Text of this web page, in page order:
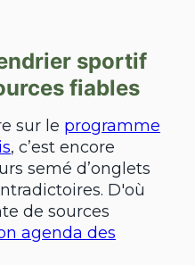
sportif
fiables
sur le programme
, c’est encore
semé d’onglets
D'où
de sources
agenda des